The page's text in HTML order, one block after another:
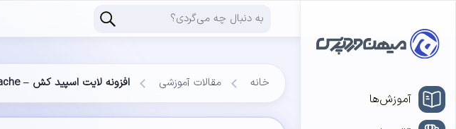
آموزش‌ها
خانه مقالات آموزشی افزونه لایت اسپید کش – LiteSpeed Cache (رایگان)